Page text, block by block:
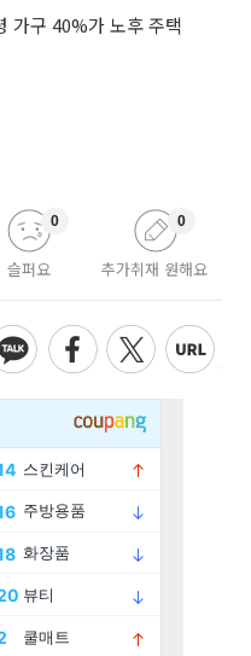
가구 40%가 노후 주택
슬퍼요
0
추가취재 원해요
0